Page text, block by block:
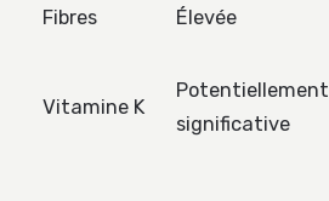
Fibres Élevée
Vitamine K
Potentiellement
significative